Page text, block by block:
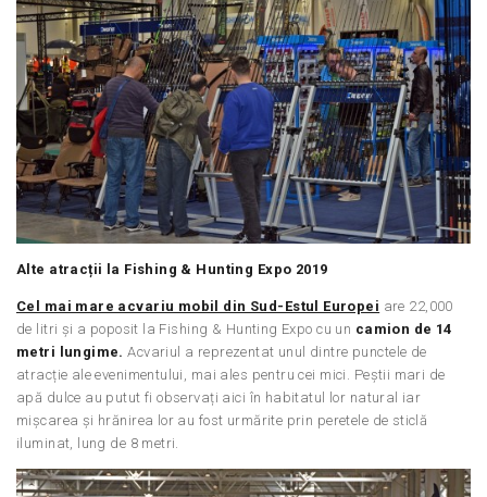
Alte atracții la Fishing & Hunting Expo 2019
Cel mai mare acvariu mobil din Sud-Estul Europei are 22,000
de litri și a poposit la Fishing & Hunting Expo cu un camion de 14
metri lungime. Acvariul a reprezentat unul dintre punctele de
atracție ale evenimentului, mai ales pentru cei mici. Peștii mari de
apă dulce au putut fi observați aici în habitatul lor natural iar
mișcarea și hrănirea lor au fost urmărite prin peretele de sticlă
iluminat, lung de 8 metri.